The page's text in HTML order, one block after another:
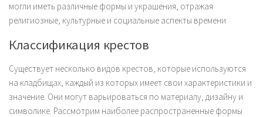
могли иметь различные формы и украшения, отражая
религиозные, культурные и социальные аспекты времени.
Классификация крестов
Существует несколько видов крестов, которые используются
на кладбищах, каждый из которых имеет свои характеристики и
значение. Они могут варьироваться по материалу, дизайну и
символике. Рассмотрим наиболее распространенные формы